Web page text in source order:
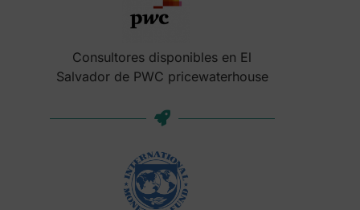
Consultores disponibles en El
Salvador de PWC pricewaterhouse